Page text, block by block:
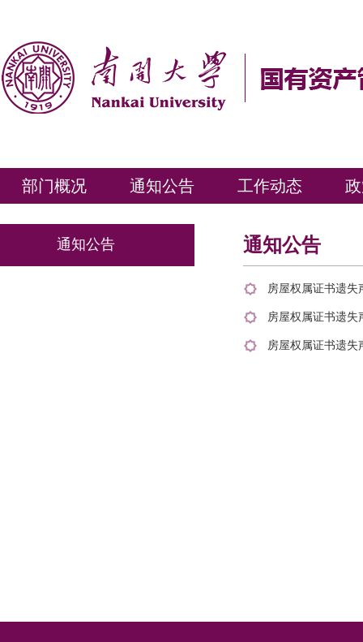
部门概况 通知公告 工作动态
通知公告 通知公告
房屋权属证书遗失
房屋权属证书遗失
房屋权属证书遗失